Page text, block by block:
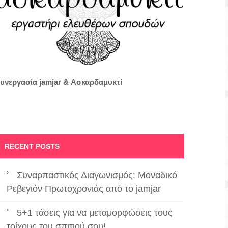
jamjar & Ασκαρδαμυκτί
RECENT POSTS
Συναρπαστικός Διαγωνισμός: Μοναδικό
Ρεβεγιόν Πρωτοχρονιάς από το jamjar
5+1 τάσεις για να μεταμορφώσεις τους